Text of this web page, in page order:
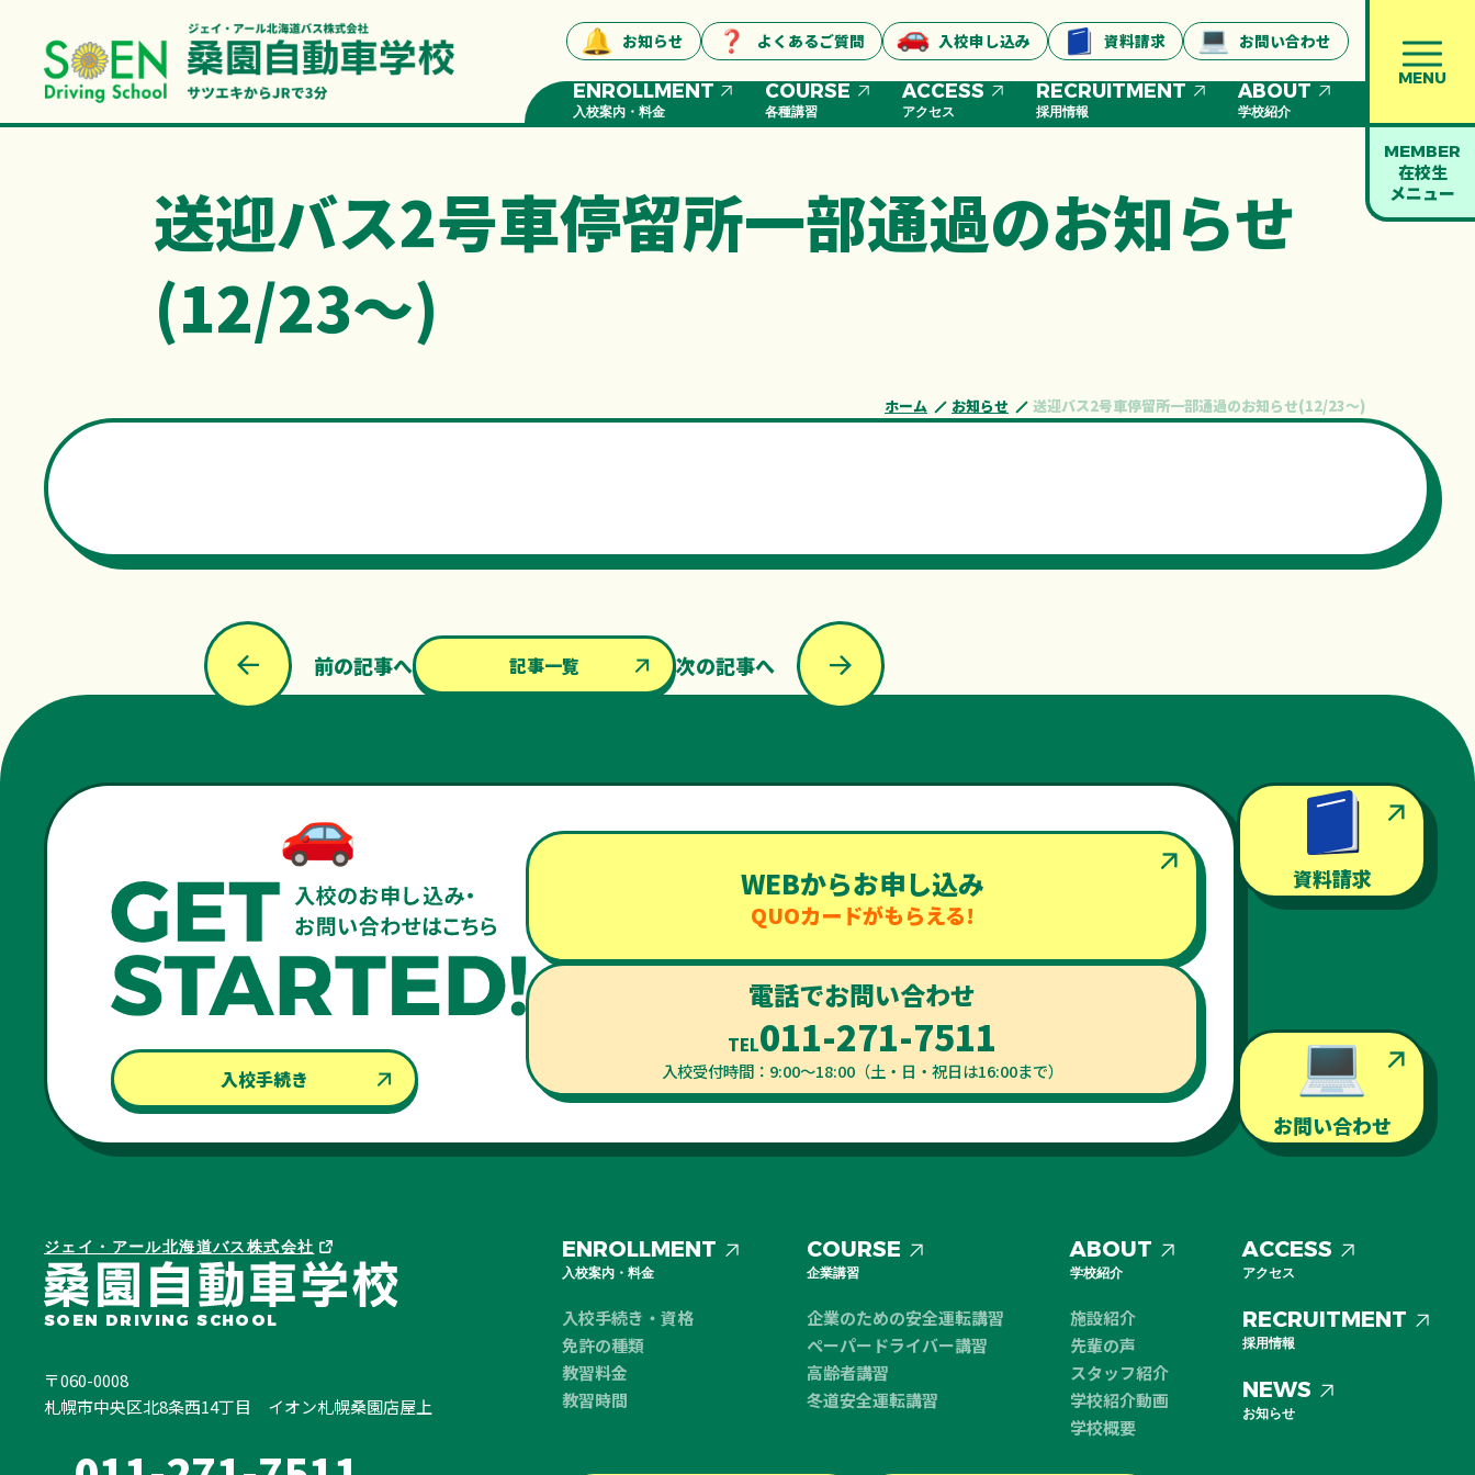
MEMBER
在校生
メニュー
お知らせ よくあるご質問 入校申し込み 資料請求 お問い合わせ
ENROLLMENT
入校案内・料金
COURSE
各種講習
ACCESS
アクセス
RECRUITMENT
採用情報
ABOUT
学校紹介
MENU
送迎バス2号車停留所一部通過のお知らせ
(12/23～)
ホーム お知らせ 送迎バス2号車停留所一部通過のお知らせ(12/23～)
前の記事へ 記事一覧 次の記事へ
入校手続き
WEBからお申し込み
QUOカードがもらえる!
電話でお問い合わせ
TEL011-271-7511
入校受付時間：9:00～18:00（土・日・祝日は16:00まで）
資料請求
お問い合わせ
ジェイ・アール北海道バス株式会社
SOEN DRIVING SCHOOL
〒060-0008
札幌市中央区北8条西14丁目
イオン札幌桑園店屋上
ENROLLMENT
入校案内・料金
入校手続き・資格
免許の種類
教習料金
教習時間
COURSE
企業講習
企業のための安全運転講習
ペーパードライバー講習
高齢者講習
冬道安全運転講習
ABOUT
学校紹介
施設紹介
先輩の声
スタッフ紹介
学校紹介動画
学校概要
ACCESS
アクセス
RECRUITMENT
採用情報
NEWS
お知らせ